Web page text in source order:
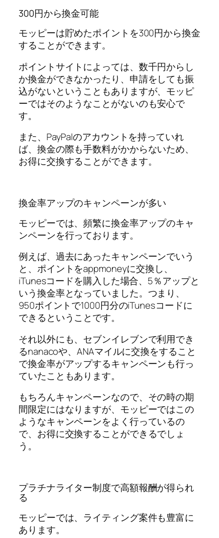
300円から換金可能
モッピーは貯めたポイントを300円から換金
することができます。
ポイントサイトによっては、数千円からし
か換金ができなかったり、申請をしても振
込がないということもありますが、モッピ
ーではそのようなことがないのも安心で
す。
また、PayPalのアカウントを持っていれ
ば、換金の際も手数料がかからないため、
お得に交換することができます。
換金率アップのキャンペーンが多い
モッピーでは、頻繁に換金率アップのキャ
ンペーンを行っております。
例えば、過去にあったキャンペーンでいう
と、ポイントをappmoneyに交換し、
iTunesコードを購入した場合、5％アップと
いう換金率となっていました。つまり、
950ポイントで1000円分のiTunesコードに
できるということです。
それ以外にも、セブンイレブンで利用でき
るnanacoや、ANAマイルに交換をすること
で換金率がアップするキャンペーンも行っ
ていたこともあります。
もちろんキャンペーンなので、その時の期
間限定にはなりますが、モッピーではこの
ようなキャンペーンをよく行っているの
で、お得に交換することができるでしょ
う。
プラチナライター制度で高額報酬が得られ
る
モッピーでは、ライティング案件も豊富に
あります。